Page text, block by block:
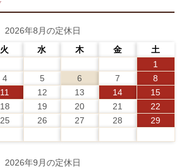
2026年8月の定休日
火 水 木 金
土
1
4 5 6 7
8
11 12 13 14
15
18 19 20 21
22
25 26 27 28
29
2026年9月の定休日